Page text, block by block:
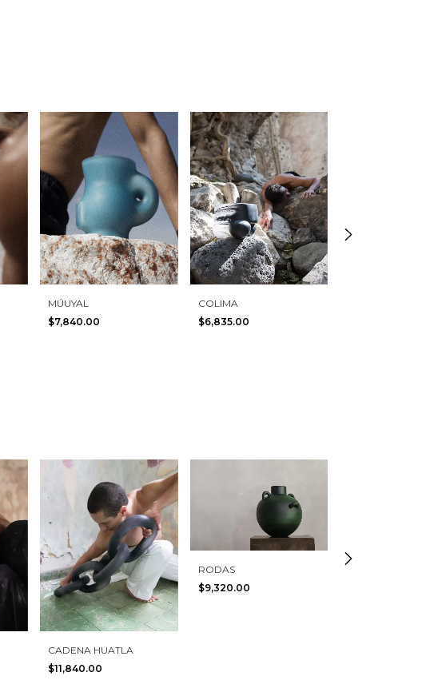
MÚUYAL
$7,840.00
COLIMA
$6,835.00
CADENA HUATLA
$11,840.00
RODAS
$9,320.00